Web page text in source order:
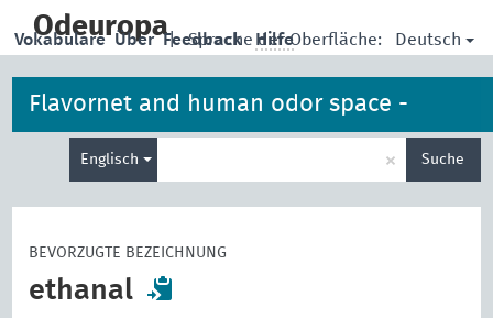
main
Odeuropa| Sprache der Oberfläche: Deutsch
Vokabulare Über Feedback Hilfe
Flavornet and human odor space -
odorants
Englisch × Suche
BEVORZUGTE BEZEICHNUNG
ethanal